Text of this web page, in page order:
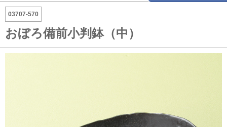
03707-570
おぼろ備前小判鉢（中）